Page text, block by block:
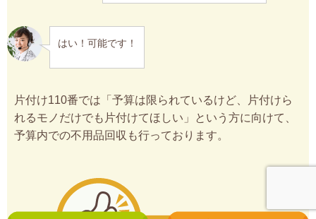
はい！可能です！
片付け110番では「予算は限られているけど、片付けら
れるモノだけでも片付けてほしい」という方に向けて、
予算内での不用品回収も行っております。